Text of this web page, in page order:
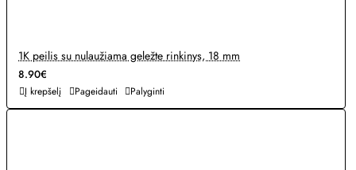
1K peilis su nulaužiama geležte rinkinys, 18 mm
8.90€
Į krepšelį Pageidauti Palyginti